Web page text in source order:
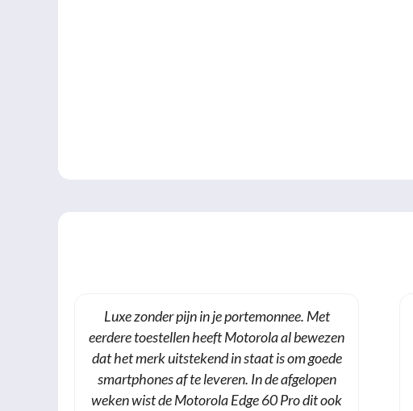
Luxe zonder pijn in je portemonnee. Met
eerdere toestellen heeft Motorola al bewezen
dat het merk uitstekend in staat is om goede
smartphones af te leveren. In de afgelopen
weken wist de Motorola Edge 60 Pro dit ook